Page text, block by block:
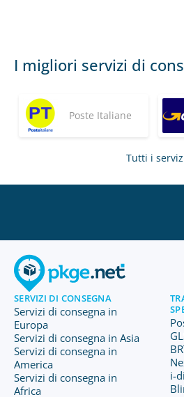
I migliori servizi di
Poste Italiane
Tutti i
SERVIZI DI CONSEGNA
Servizi di consegna in
Europa
Servizi di consegna in Asia
Servizi di consegna in
America
Servizi di consegna in
Africa
i-